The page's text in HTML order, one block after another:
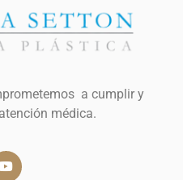
a cumplir y
médica.